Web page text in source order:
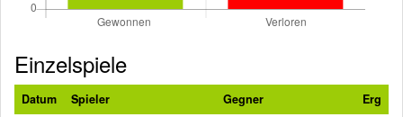
Einzelspiele
Datum Spieler Gegner Erg